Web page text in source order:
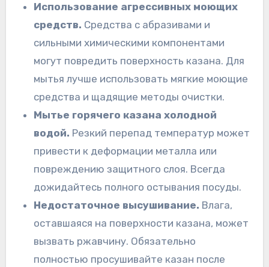
Использование агрессивных моющих
средств. Средства с абразивами и
сильными химическими компонентами
могут повредить поверхность казана. Для
мытья лучше использовать мягкие моющие
средства и щадящие методы очистки.
Мытье горячего казана холодной
водой. Резкий перепад температур может
привести к деформации металла или
повреждению защитного слоя. Всегда
дожидайтесь полного остывания посуды.
Недостаточное высушивание. Влага,
оставшаяся на поверхности казана, может
вызвать ржавчину. Обязательно
полностью просушивайте казан после